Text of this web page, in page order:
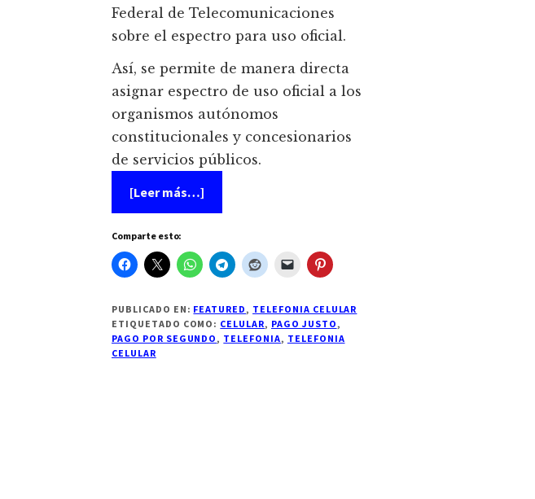
Federal de Telecomunicaciones
sobre el espectro para uso oficial.
Así, se permite de manera directa
asignar espectro de uso oficial a los
organismos autónomos
constitucionales y concesionarios
de servicios públicos.
[Leer más…]
Compañías
por
segundo
de
por
minuto
en
Comparte esto:
PUBLICADO EN: FEATURED, TELEFONIA CELULAR
ETIQUETADO COMO: CELULAR, PAGO JUSTO,
PAGO POR SEGUNDO, TELEFONIA, TELEFONIA
CELULAR